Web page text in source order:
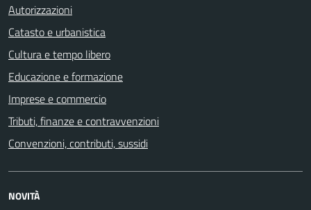
Autorizzazioni
Catasto e urbanistica
Cultura e tempo libero
Educazione e formazione
Imprese e commercio
Tributi, finanze e contravvenzioni
Convenzioni, contributi, sussidi
NOVITÀ